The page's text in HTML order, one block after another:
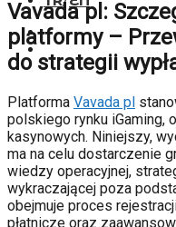
Vavada pl:
platformy –
do strategii
Platforma Vavada pl
polskiego rynku iGaming,
kasynowych. Niniejszy,
ma na celu dostarczenie
wiedzy operacyjnej,
wykraczającej poza
obejmuje proces
płatnicze oraz